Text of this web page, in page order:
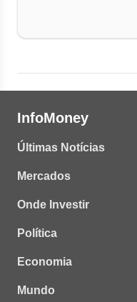
InfoMoney
Últimas Notícias
Mercados
Onde Investir
Política
Economia
Mundo